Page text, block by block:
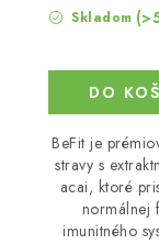
Skladom
DO
BeFit je
stravy s
acai, ktoré
normálnej
imunitného